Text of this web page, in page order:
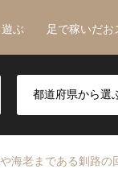
遊ぶ 足で稼いだお
や海老まである釧路